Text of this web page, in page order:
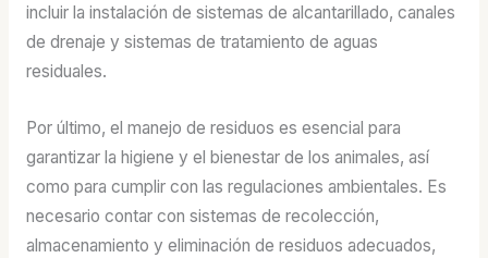
incluir la instalación de sistemas de alcantarillado, canales
de drenaje y sistemas de tratamiento de aguas
residuales.
Por último, el manejo de residuos es esencial para
garantizar la higiene y el bienestar de los animales, así
como para cumplir con las regulaciones ambientales. Es
necesario contar con sistemas de recolección,
almacenamiento y eliminación de residuos adecuados,